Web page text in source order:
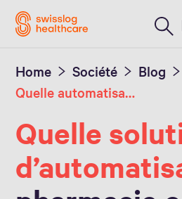
Téléchargement Avantages
Anglais / English
Home Société
Blog
Quelle automatisation vous faut-il ?
Quelle